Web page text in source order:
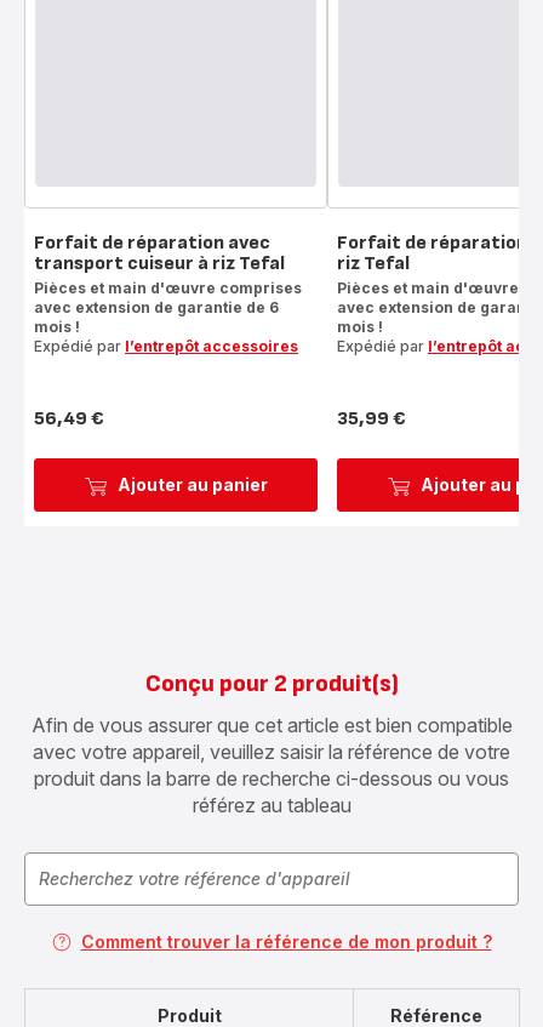
Ajouter au panier
Forfait de réparation avec
transport cuiseur à riz Tefal
Pièces et main d'œuvre comprises
avec extension de garantie de 6
mois !
Expédié par l’entrepôt accessoires
Prix
56,49 €
Ajouter au
Forfait de réparation
riz Tefal
Pièces et main d'œuvre
avec extension de
mois !
Expédié par l’entrepôt
Prix
35,99 €
Conçu pour 2 produit(s)
Afin de vous assurer que cet article est bien compatible
avec votre appareil, veuillez saisir la référence de votre
produit dans la barre de recherche ci-dessous ou vous
référez au tableau
Comment trouver la référence de mon produit ?
Produit Référence